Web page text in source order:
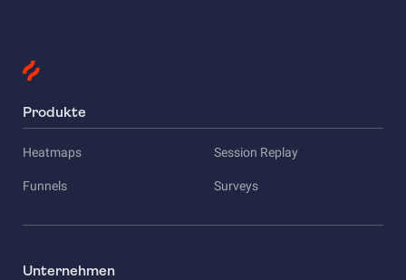
Produkte
Heatmaps Session Replay
Funnels Surveys
Unternehmen